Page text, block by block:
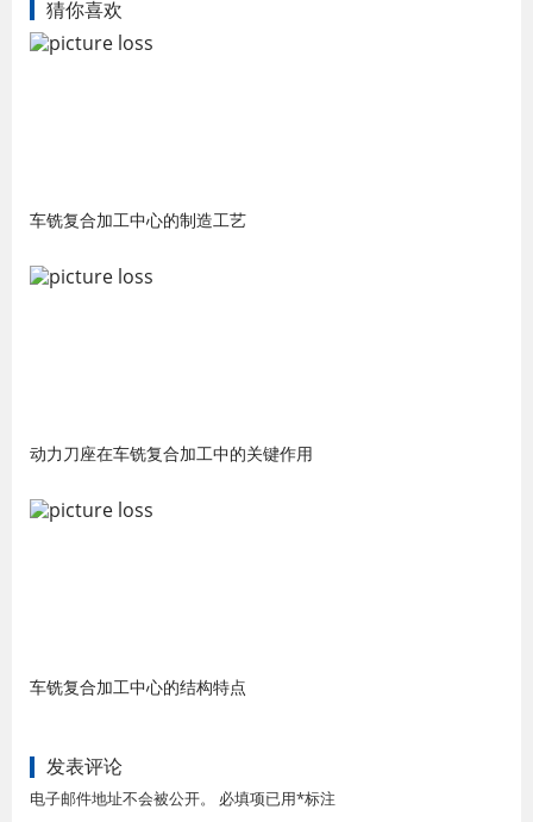
猜你喜欢
车铣复合加工中心的制造工艺
动力刀座在车铣复合加工中的关键作用
车铣复合加工中心的结构特点
发表评论
电子邮件地址不会被公开。 必填项已用*标注